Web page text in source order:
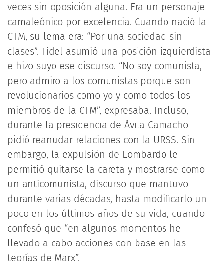
veces sin oposición alguna. Era un personaje
camaleónico por excelencia. Cuando nació la
CTM, su lema era: “Por una sociedad sin
clases”. Fidel asumió una posición izquierdista
e hizo suyo ese discurso. “No soy comunista,
pero admiro a los comunistas porque son
revolucionarios como yo y como todos los
miembros de la CTM”, expresaba. Incluso,
durante la presidencia de Ávila Camacho
pidió reanudar relaciones con la URSS. Sin
embargo, la expulsión de Lombardo le
permitió quitarse la careta y mostrarse como
un anticomunista, discurso que mantuvo
durante varias décadas, hasta modificarlo un
poco en los últimos años de su vida, cuando
confesó que “en algunos momentos he
llevado a cabo acciones con base en las
teorías de Marx”.